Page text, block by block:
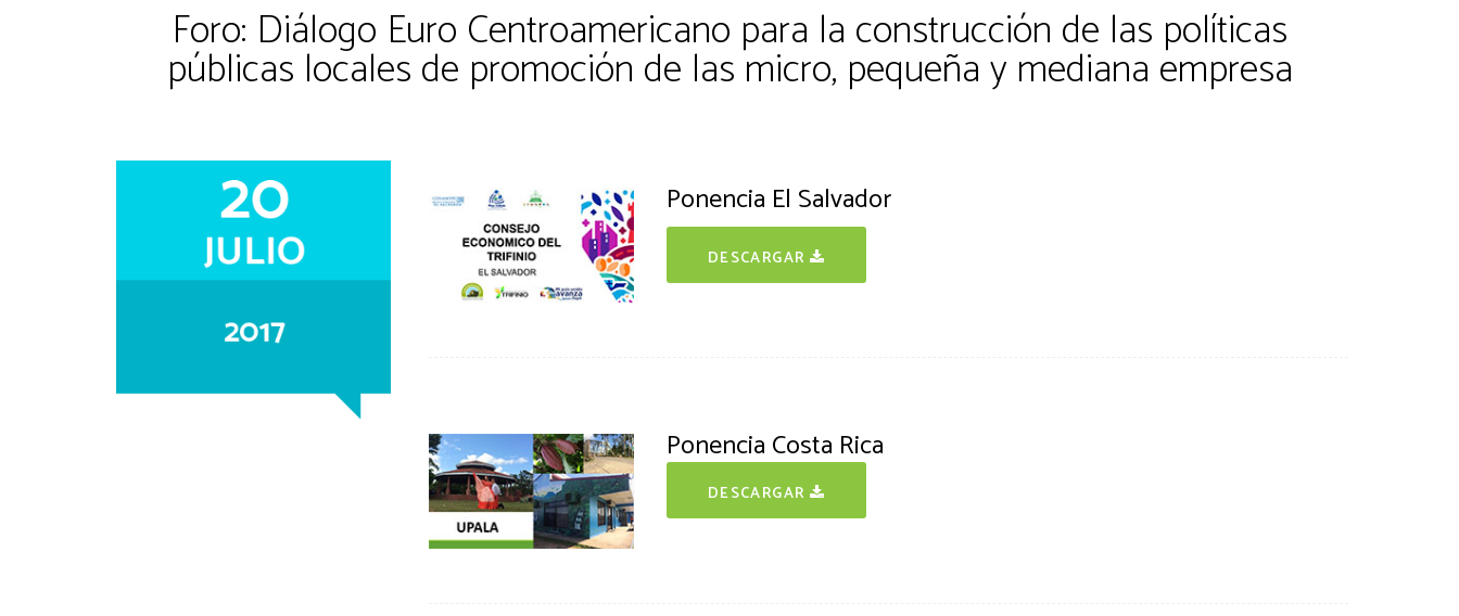
Foro: Diálogo Euro Centroamericano para la construcción de las políticas
públicas locales de promoción de las micro, pequeña y mediana empresa
Ponencia El Salvador
DESCARGAR
Ponencia Costa Rica
DESCARGAR